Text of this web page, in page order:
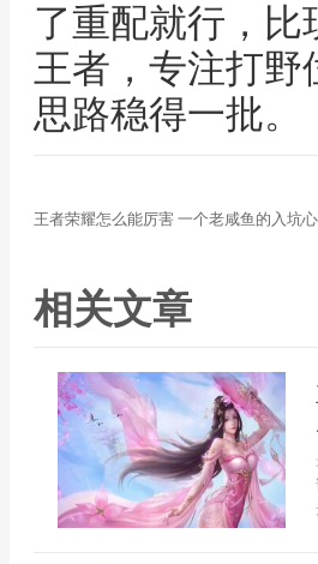
了重配就行，比
王者，专注打
思路稳得一批。
王者荣耀怎么能厉害 一个老咸鱼的入坑
相关文章